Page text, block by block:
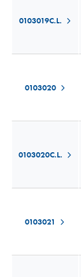
0103019C.L.
0103020
0103020C.L.
0103021